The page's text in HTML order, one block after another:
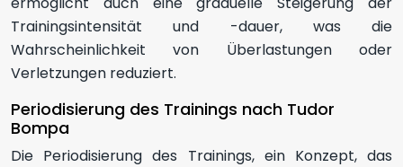
Trainingsintensität und -dauer, was die
Wahrscheinlichkeit von Überlastungen oder
Verletzungen reduziert.
Periodisierung des Trainings nach Tudor
Bompa
Die Periodisierung des Trainings, ein Konzept, das